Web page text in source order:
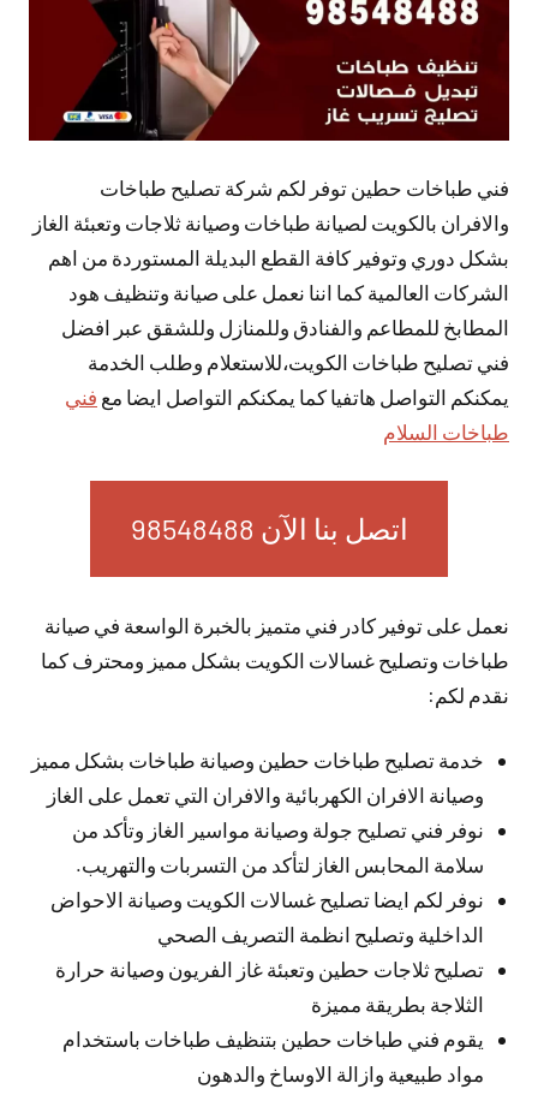
فني طباخات حطين توفر لكم شركة تصليح طباخات
والافران بالكويت لصيانة طباخات وصيانة ثلاجات وتعبئة الغاز
بشكل دوري وتوفير كافة القطع البديلة المستوردة من اهم
الشركات العالمية كما اننا نعمل على صيانة وتنظيف هود
المطابخ للمطاعم والفنادق وللمنازل وللشقق عبر افضل
فني تصليح طباخات الكويت،للاستعلام وطلب الخدمة
يمكنكم التواصل هاتفيا كما يمكنكم التواصل ايضا مع فني
طباخات السلام
اتصل بنا الآن 98548488
نعمل على توفير كادر فني متميز بالخبرة الواسعة في صيانة
طباخات وتصليح غسالات الكويت بشكل مميز ومحترف كما
نقدم لكم:
خدمة تصليح طباخات حطين وصيانة طباخات بشكل مميز
وصيانة الافران الكهربائية والافران التي تعمل على الغاز
نوفر فني تصليح جولة وصيانة مواسير الغاز وتأكد من
سلامة المحابس الغاز لتأكد من التسربات والتهريب.
نوفر لكم ايضا تصليح غسالات الكويت وصيانة الاحواض
الداخلية وتصليح انظمة التصريف الصحي
تصليح ثلاجات حطين وتعبئة غاز الفريون وصيانة حرارة
الثلاجة بطريقة مميزة
يقوم فني طباخات حطين بتنظيف طباخات باستخدام
مواد طبيعية وازالة الاوساخ والدهون